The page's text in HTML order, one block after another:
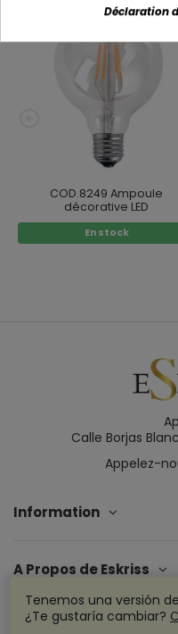
COD.8249 Ampoule
décorative LED
En stock
Calle Borjas
Appelez-
Information
A Propos de Eskriss
Déclaration
Tenemos una versión
¿Te gustaría cambiar?